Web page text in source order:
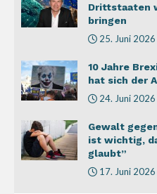
Drittstaaten
bringen
25. Juni 2026
10 Jahre
hat sich der
24. Juni 2026
Gewalt
ist wichtig,
glaubt”
17. Juni 2026